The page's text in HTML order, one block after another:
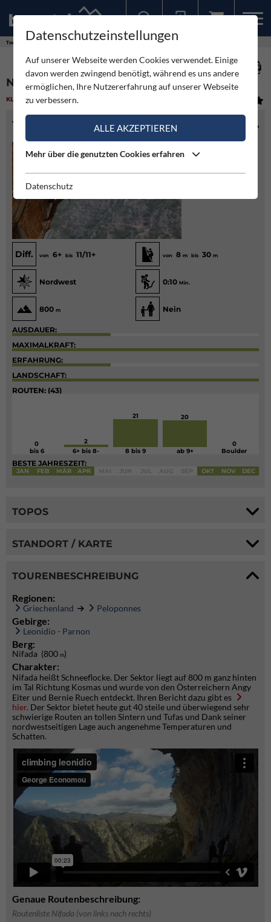
Touren
NIFADA - LEONIDIO
KLETTERGARTEN
TOURENINFO
Diff. von 6+ bis 11/11+ von 8 m bis 30 m
Nordwest 0:10 Min.
800 m Nein
AUSDAUER:
MAXIMALKRAFT:
ERFAHRUNG:
LANDSCHAFT:
ROUTEN: (43)
0
bis 6
2
6+ bis 8-
21
8 bis 9
20
ab 9+
0
Boulder
BESTE JAHRESZEIT:
JAN FEB MÄR APR OKT NOV DEC
TOPOS
STANDORT / KARTE
TOURENBESCHREIBUNG
Regionen:
Griechenland Peloponnes
Gebirge:
Leonidio - Parnon
Berg:
Nifada (800 m)
Charakter:
Nifada heißt Schneeflocke. Der Sektor liegt auf 800 m ganz hinten
im Tal Richtung Kosmas und wurde von den Österreichern Angy
Eiter und Bernie Ruech entdeckt. Ihren Bericht dazu gibt es
hier. Der Sektor bietet heute gut 40 steile und überwiegend sehr
schwierige Routen an tollen Sintern und Tufas und Dank seiner
nordwestseitigen Lage auch angenehme Temperaturen und
Schatten.
Genaue Routenbeschreibung:
Routenliste Nifada (von links nach rechts)
Datenschutzeinstellungen
Auf unserer Webseite werden Cookies verwendet. Einige
davon werden zwingend benötigt, während es uns andere
ermöglichen, Ihre Nutzererfahrung auf unserer Webseite
zu verbessern.
ALLE AKZEPTIEREN
Mehr über die genutzten Cookies erfahren
Datenschutz